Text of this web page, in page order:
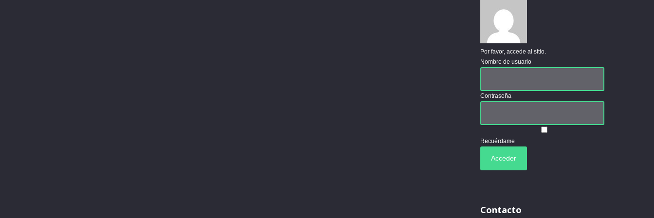
Por favor, accede al sitio.
Nombre de usuario
Contraseña
Recuérdame
Contacto